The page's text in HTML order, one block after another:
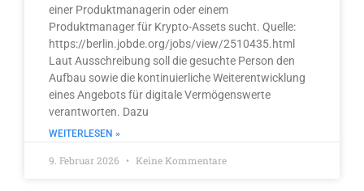
einer Produktmanagerin oder einem
Produktmanager für Krypto-Assets sucht. Quelle:
https://berlin.jobde.org/jobs/view/2510435.html
Laut Ausschreibung soll die gesuchte Person den
Aufbau sowie die kontinuierliche Weiterentwicklung
eines Angebots für digitale Vermögenswerte
verantworten. Dazu
WEITERLESEN »
9. Februar 2026 Keine Kommentare